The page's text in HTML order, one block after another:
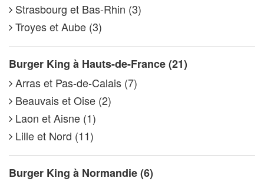
Strasbourg et Bas-Rhin (3)
Troyes et Aube (3)
Burger King à Hauts-de-France (21)
Arras et Pas-de-Calais (7)
Beauvais et Oise (2)
Laon et Aisne (1)
Lille et Nord (11)
Burger King à Normandie (6)